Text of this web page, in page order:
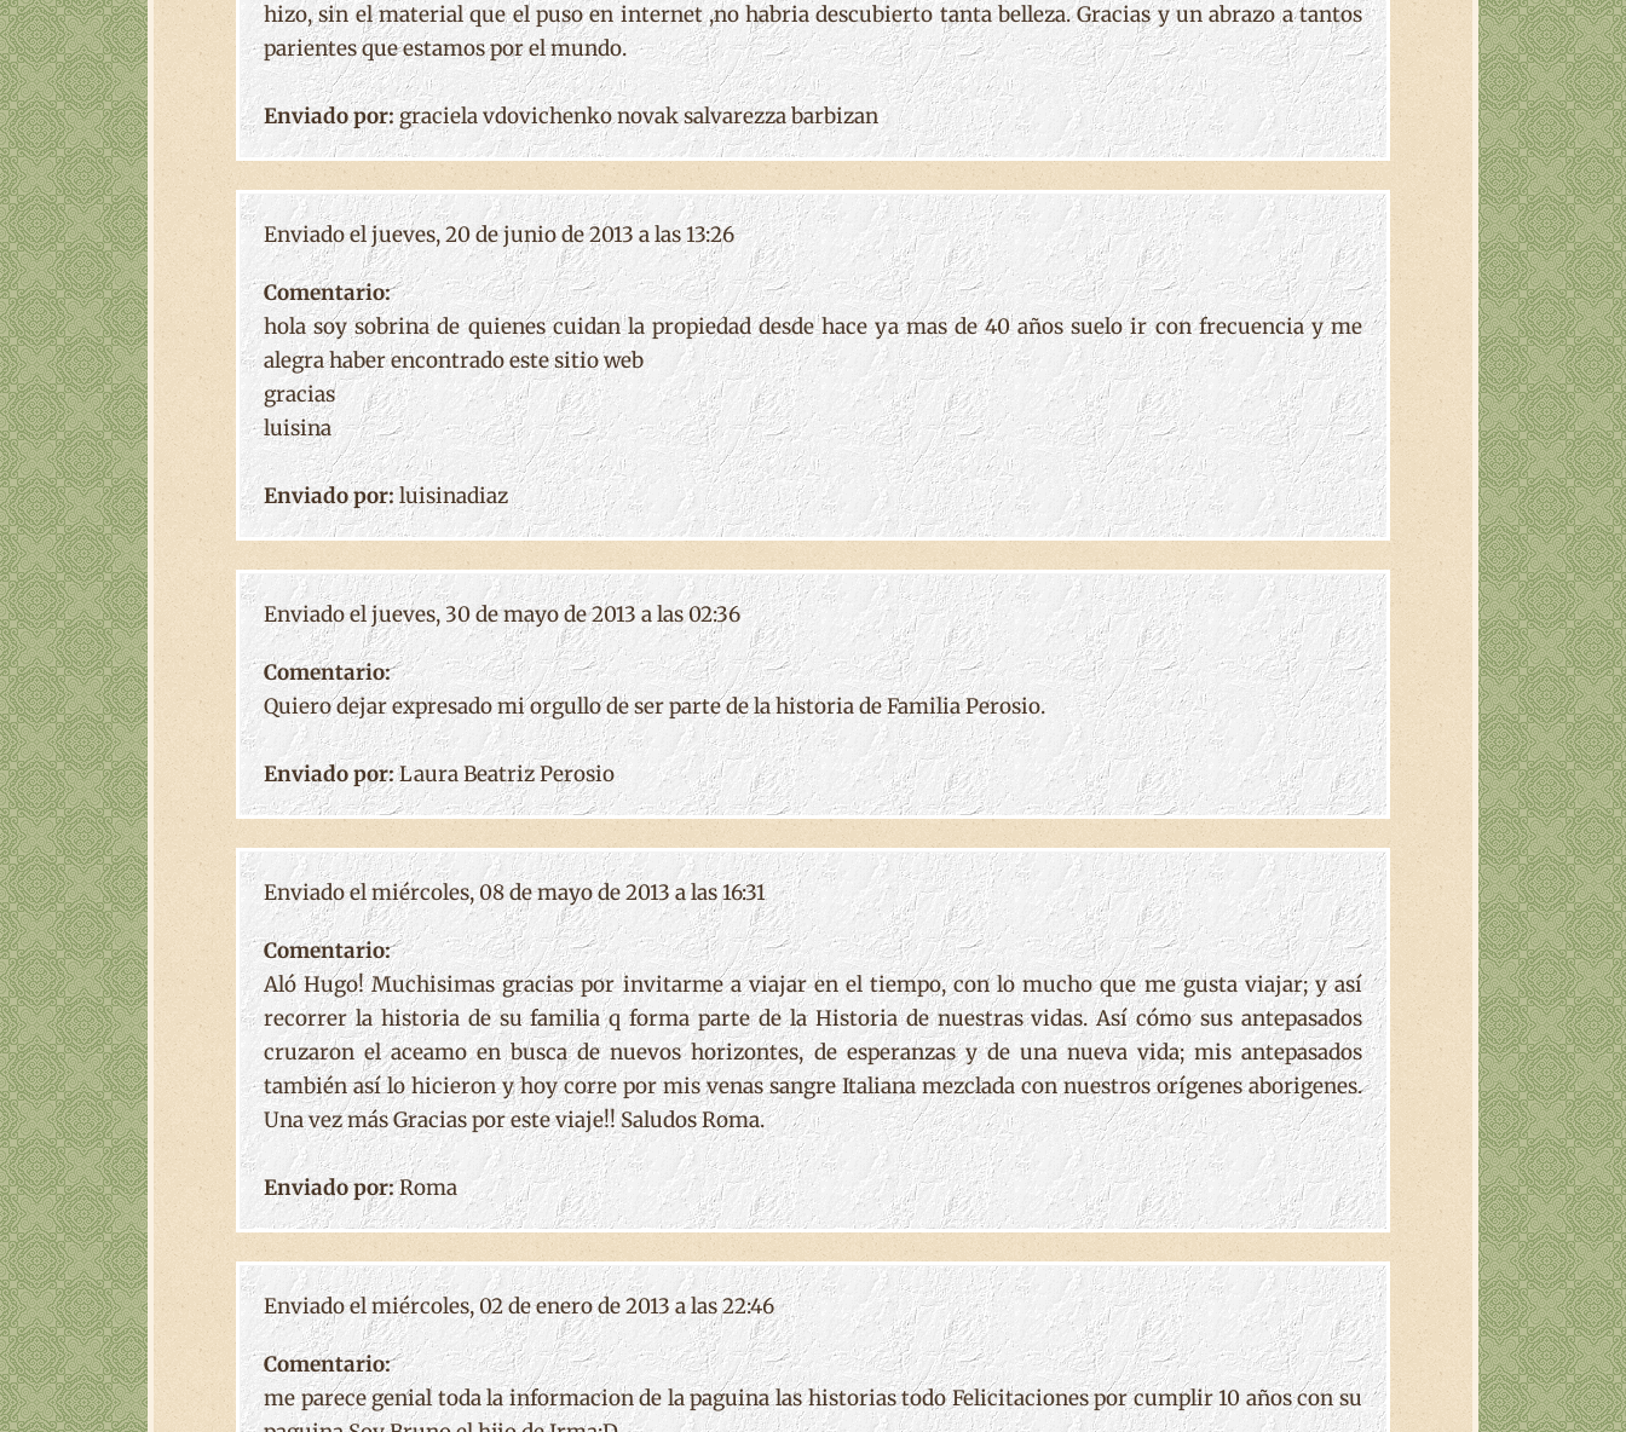
hizo, sin el material que el puso en internet ,no habria descubierto tanta belleza. Gracias y un abrazo a tantos
parientes que estamos por el mundo.
Enviado por:graciela vdovichenko novak salvarezza barbizan
Enviado el jueves, 20 de junio de 2013 a las 13:26
Comentario:
hola soy sobrina de quienes cuidan la propiedad desde hace ya mas de 40 años suelo ir con frecuencia y me
alegra haber encontrado este sitio web
gracias
luisina
Enviado por:luisinadiaz
Enviado el jueves, 30 de mayo de 2013 a las 02:36
Comentario:
Quiero dejar expresado mi orgullo de ser parte de la historia de Familia Perosio.
Enviado por:Laura Beatriz Perosio
Enviado el miércoles, 08 de mayo de 2013 a las 16:31
Comentario:
Aló Hugo! Muchisimas gracias por invitarme a viajar en el tiempo, con lo mucho que me gusta viajar; y así
recorrer la historia de su familia q forma parte de la Historia de nuestras vidas. Así cómo sus antepasados
cruzaron el aceamo en busca de nuevos horizontes, de esperanzas y de una nueva vida; mis antepasados
también así lo hicieron y hoy corre por mis venas sangre Italiana mezclada con nuestros orígenes aborigenes.
Una vez más Gracias por este viaje!! Saludos Roma.
Enviado por:Roma
Enviado el miércoles, 02 de enero de 2013 a las 22:46
Comentario:
me parece genial toda la informacion de la paguina las historias todo Felicitaciones por cumplir 10 años con su